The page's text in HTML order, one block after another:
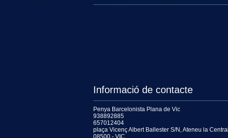
Informació de contacte
Penya Barcelonista Plana de Vic
938892885
657012404
plaça Vicenç Albert Ballester S/N, Ateneu la Central
08500 - VIC